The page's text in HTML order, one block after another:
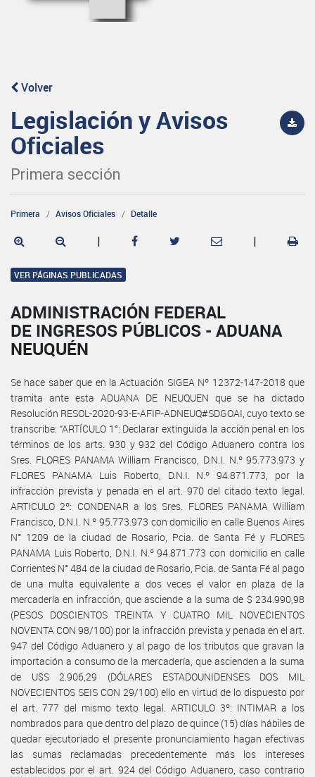
Volver
Legislación y Avisos
Oficiales
Primera sección
Primera Avisos Oficiales Detalle
| |
VER PÁGINAS PUBLICADAS
ADMINISTRACIÓN FEDERAL
DE INGRESOS PÚBLICOS - ADUANA
NEUQUÉN
Se hace saber que en la Actuación SIGEA Nº 12372-147-2018 que
tramita ante esta ADUANA DE NEUQUEN que se ha dictado
Resolución RESOL-2020-93-E-AFIP-ADNEUQ#SDGOAI, cuyo texto se
transcribe: “ARTÍCULO 1°: Declarar extinguida la acción penal en los
términos de los arts. 930 y 932 del Código Aduanero contra los
Sres. FLORES PANAMA William Francisco, D.N.I. N.º 95.773.973 y
FLORES PANAMA Luis Roberto, D.N.I. N.º 94.871.773, por la
infracción prevista y penada en el art. 970 del citado texto legal.
ARTICULO 2º: CONDENAR a los Sres. FLORES PANAMA William
Francisco, D.N.I. N.º 95.773.973 con domicilio en calle Buenos Aires
N° 1209 de la ciudad de Rosario, Pcia. de Santa Fé y FLORES
PANAMA Luis Roberto, D.N.I. N.º 94.871.773 con domicilio en calle
Corrientes N° 484 de la ciudad de Rosario, Pcia. de Santa Fé al pago
de una multa equivalente a dos veces el valor en plaza de la
mercadería en infracción, que asciende a la suma de $ 234.990,98
(PESOS DOSCIENTOS TREINTA Y CUATRO MIL NOVECIENTOS
NOVENTA CON 98/100) por la infracción prevista y penada en el art.
947 del Código Aduanero y al pago de los tributos que gravan la
importación a consumo de la mercadería, que ascienden a la suma
de U$S 2.906,29 (DÓLARES ESTADOUNIDENSES DOS MIL
NOVECIENTOS SEIS CON 29/100) ello en virtud de lo dispuesto por
el art. 777 del mismo texto legal. ARTICULO 3º: INTIMAR a los
nombrados para que dentro del plazo de quince (15) días hábiles de
quedar ejecutoriado el presente pronunciamiento hagan efectivas
las sumas reclamadas precedentemente más los intereses
establecidos por el art. 924 del Código Aduanero, caso contrario